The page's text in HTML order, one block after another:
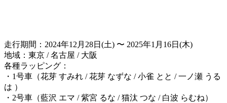
走行期間：2024年12月28日(土) 〜 2025年1月16日(木)
地域：東京 / 名古屋 / 大阪
各種ラッピング：
・1号車（花芽 すみれ / 花芽 なずな / 小雀 とと / 一ノ瀬 うる
は ）
・2号車（藍沢 エマ / 紫宮 るな / 猫汰 つな / 白波 らむね）